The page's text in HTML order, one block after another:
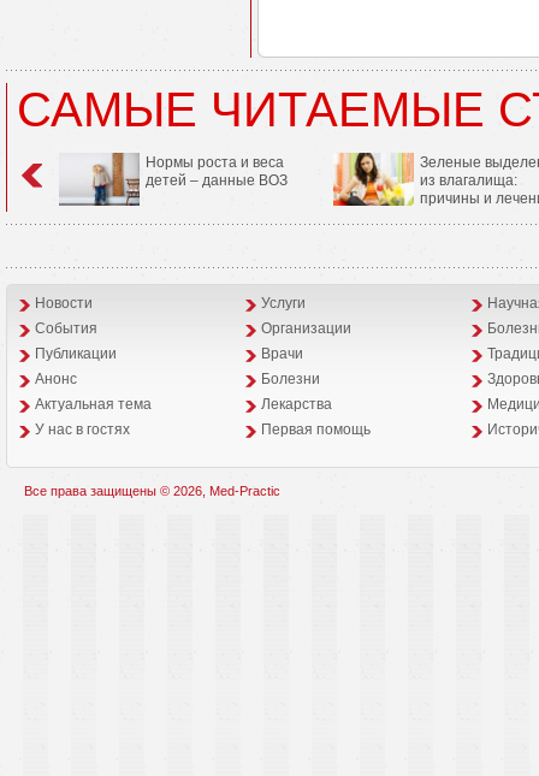
САМЫЕ ЧИТАЕМЫЕ
Нормы роста и веса
детей – данные ВОЗ
Зеленые
из влагалища:
причины и
Новости Услуги
События
Организации
Публикации
Врачи
Анонс
Болезни
Aктуальная тема
Лекарства
У нас в гостях
Первая помощь
Все права защищены © 2026, Med-Practic